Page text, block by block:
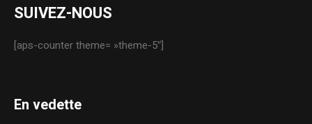
SUIVEZ-NOUS
[aps-counter theme= »theme-5″]
En vedette